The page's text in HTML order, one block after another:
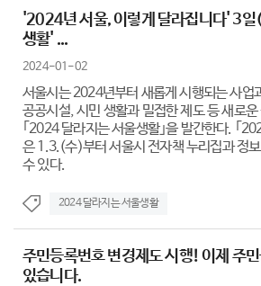
'2024년 서울, 이렇게 달라집니다' 3
생활' ...
2024-01-02
서울시는 2024년부터 새롭게 시행되는 사업
공공시설, 시민 생활과 밀접한 제도 등 새로
｢2024 달라지는 서울생활｣을 발간한다. ｢
은 1.3.(수)부터 서울시 전자책 누리집과 정
수 있다.
2024 달라지는 서울생활
주민등록번호 변경제도 시행! 이제 주
있습니다.